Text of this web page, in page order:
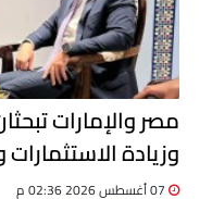
مصر والإمارات
وزيادة الاستثمارات